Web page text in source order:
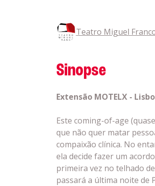
Teatro Miguel
Sinopse
Extensão MOTELX -
Este coming-of-age
que não quer matar
compaixão clínica. No
ela decide fazer um
primeira vez no telhado
passará a última noite de